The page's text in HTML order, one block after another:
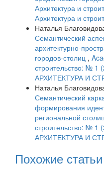
Архитектура и
Архитектура и
Наталья
Семантический
архитектурно-
городов-столиц ,
строительство: № 1
АРХИТЕКТУРА И
Наталья
Семантический
формирования
региональной
строительство: № 1
АРХИТЕКТУРА И
Похожие статьи